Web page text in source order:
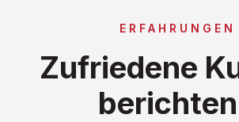
ERFAHRUNGEN
Zufriedene